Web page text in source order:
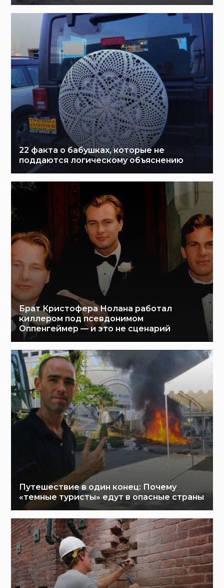
22 факта о бабушках, которые не
поддаются логическому объяснению
Брат Кристофера Нолана работал
киллером под псевдонимом
Оппенгеймер — и это не сценарий
Путешествие в один конец: Почему
«темные туристы» едут в опасные страны